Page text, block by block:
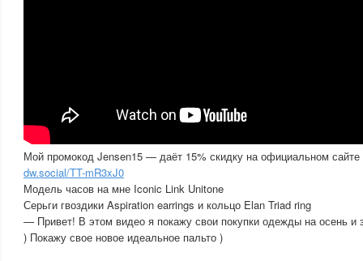
Мой промокод Jensen15 — даёт 15% скидку на официальном сайте
dw.social/TT-mR3xJ0
Модель часов на мне Iconic Link Unitone
Серьги гвоздики Aspiration earrings и кольцо Elan Triad ring
— Привет! В этом видео я покажу свои покупки одежды на осень и
) Покажу свое новое идеальное пальто )